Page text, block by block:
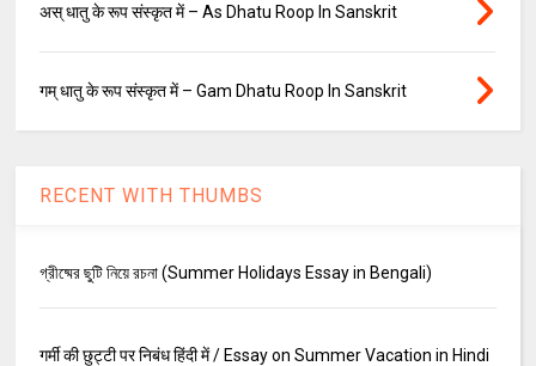
अस् धातु के रूप संस्कृत में – As Dhatu Roop In Sanskrit
गम् धातु के रूप संस्कृत में – Gam Dhatu Roop In Sanskrit
RECENT WITH THUMBS
গ্রীষ্মের ছুটি নিয়ে রচনা (Summer Holidays Essay in Bengali)
गर्मी की छुट्टी पर निबंध हिंदी में / Essay on Summer Vacation in Hindi